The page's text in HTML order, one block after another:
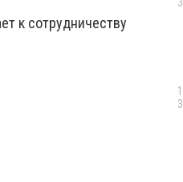
к сотрудничеству